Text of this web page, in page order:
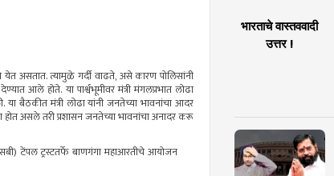
येत असतात. त्यामुळे गर्दी वाढते, असे कारण पोलिसांनी
आले होते. या पार्श्वभूमीवर मंत्री मंगलप्रभात लोढा
बैठकीत मंत्री लोढा यांनी जनतेच्या भावनांचा आदर
होत असले तरी प्रशासन जनतेच्या भावनांचा अनादर करू
टेंपल ट्रस्टतर्फे बाणगंगा महाआरतीचे आयोजन
भारताचे वास्तववादी
उत्तर !